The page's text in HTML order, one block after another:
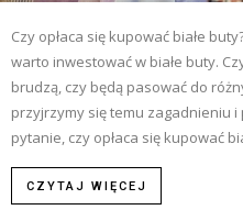
Czy opłaca się kupować białe
warto inwestować w białe buty.
brudzą, czy będą pasować do
przyjrzymy się temu zagadnieniu
pytanie, czy opłaca się kupować
CZYTAJ WIĘCEJ